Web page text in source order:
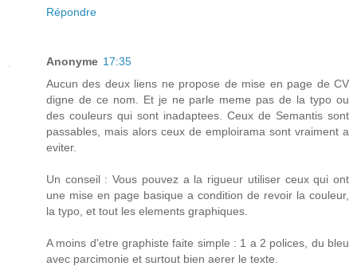
Répondre
Anonyme 17:35
Aucun des deux liens ne propose de mise en page de CV
digne de ce nom. Et je ne parle meme pas de la typo ou
des couleurs qui sont inadaptees. Ceux de Semantis sont
passables, mais alors ceux de emploirama sont vraiment a
eviter.
Un conseil : Vous pouvez a la rigueur utiliser ceux qui ont
une mise en page basique a condition de revoir la couleur,
la typo, et tout les elements graphiques.
A moins d'etre graphiste faite simple : 1 a 2 polices, du bleu
avec parcimonie et surtout bien aerer le texte.